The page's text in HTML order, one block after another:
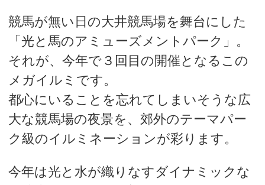
競馬が無い日の大井競馬場を舞台にした
「光と馬のアミューズメントパーク」。
それが、今年で３回目の開催となるこの
メガイルミです。
都心にいることを忘れてしまいそうな広
大な競馬場の夜景を、郊外のテーマパー
ク級のイルミネーションが彩ります。
今年は光と水が織りなすダイナミックな